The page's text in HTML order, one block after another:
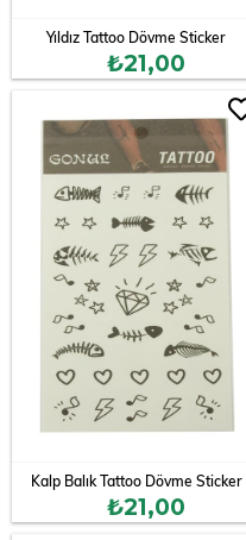
Yıldız Tattoo Dövme Sticker
₺21,00
Kalp Balık Tattoo Dövme Sticker
₺21,00